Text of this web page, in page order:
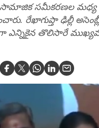
సామాజిక సమీకరణల
రేఖాగుప్తా ఢిల్లీ
ఎన్నికైన తొలిసారే